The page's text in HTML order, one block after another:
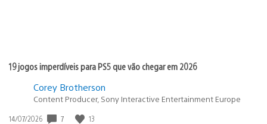
19 jogos imperdíveis para PS5 que vão chegar em 2026
Corey Brotherson
Content Producer, Sony Interactive Entertainment Europe
Data
14/07/2026 7 13